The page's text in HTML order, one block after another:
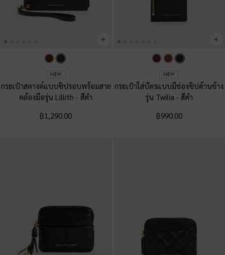
NEW
กระเป๋าสตางค์แบบซิปรอบพร้อมสาย
คล้องมือรุ่น Lillith-สีดำ
฿1,290.00
NEW
กระเป๋าใส่บัตรแบบมีช่องซิปด้านข้าง
รุ่น Twilia-สีดำ
฿990.00